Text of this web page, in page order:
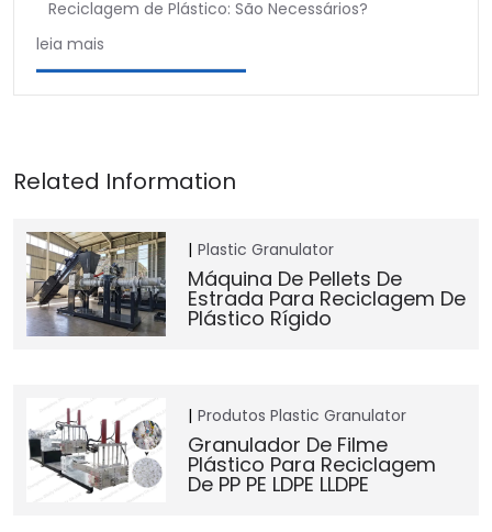
Reciclagem de Plástico: São Necessários?
leia mais
Plastic Granulator
Máquina De Pellets De
Estrada Para Reciclagem De
Plástico Rígido
Produtos Plastic Granulator
Granulador De Filme
Plástico Para Reciclagem
De PP PE LDPE LLDPE